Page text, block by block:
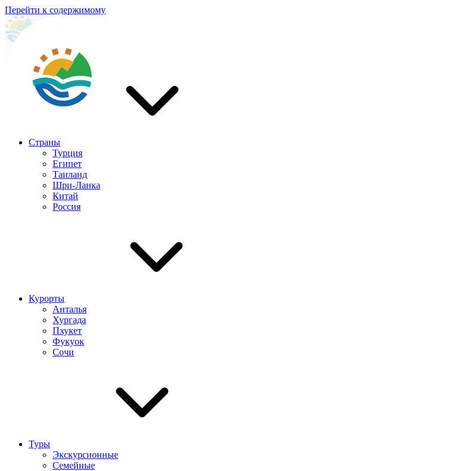
Перейти к содержимому
Страны
Турция
Египет
Таиланд
Шри-Ланка
Китай
Россия
Курорты
Анталья
Хургада
Пхукет
Фукуок
Сочи
Туры
Экскурсионные
Семейные